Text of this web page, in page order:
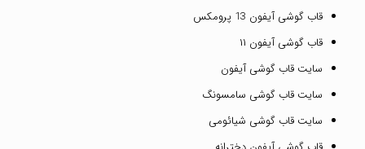
قاب گوشی آیفون 13 پرومکس
قاب گوشی آیفون ۱۱
سایت قاب گوشی آیفون
سایت قاب گوشی سامسونگ
سایت قاب گوشی شیائومی